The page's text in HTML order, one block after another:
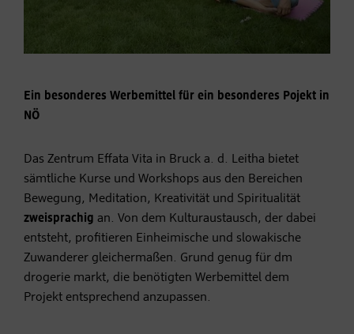
Ein besonderes Werbemittel für ein besonderes Pojekt in
NÖ
Das Zentrum Effata Vita in Bruck a. d. Leitha bietet
sämtliche Kurse und Workshops aus den Bereichen
Bewegung, Meditation, Kreativität und Spiritualität
zweisprachig an. Von dem Kulturaustausch, der dabei
entsteht, profitieren Einheimische und slowakische
Zuwanderer gleichermaßen. Grund genug für dm
drogerie markt, die benötigten Werbemittel dem
Projekt entsprechend anzupassen.